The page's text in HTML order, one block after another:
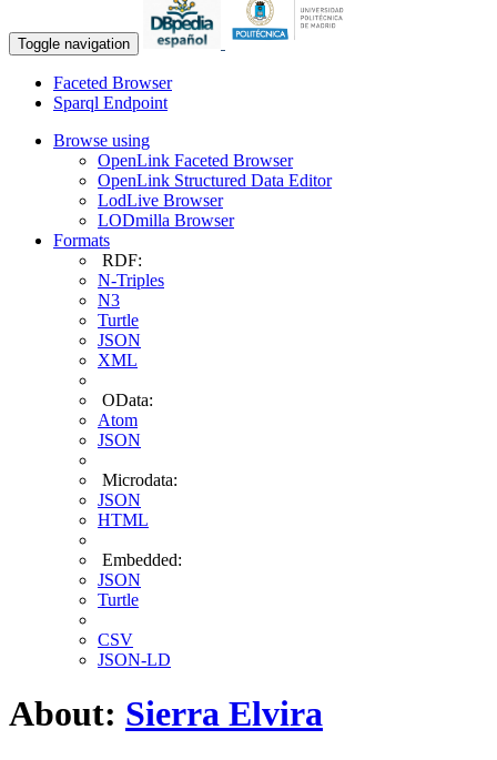
Toggle navigation
Faceted Browser
Sparql Endpoint
Browse using
OpenLink Faceted Browser
OpenLink Structured Data Editor
LodLive Browser
LODmilla Browser
Formats
RDF:
N-Triples
N3
Turtle
JSON
XML
OData:
Atom
JSON
Microdata:
JSON
HTML
Embedded:
JSON
Turtle
CSV
JSON-LD
About: Sierra Elvira